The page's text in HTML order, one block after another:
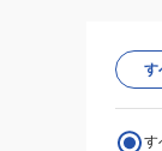
す
す